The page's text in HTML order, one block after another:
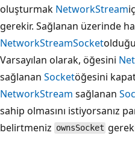
oluşturmak NetworkStream
gerekir. Sağlanan üzerinde
NetworkStreamSocket
Varsayılan olarak, öğesini
sağlanan Socketöğesini
NetworkStream sağlanan
sahip olmasını istiyorsanız
belirtmeniz ownsSocket